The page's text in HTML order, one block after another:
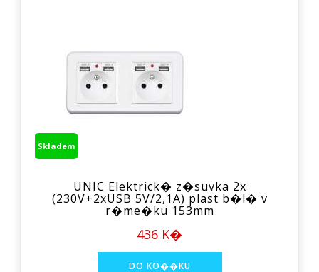
Skladem
UNIC Elektrick� z�suvka 2x
(230V+2xUSB 5V/2,1A) plast b�l� v
r�me�ku 153mm
436 K�